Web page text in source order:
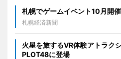
札幌でゲームイベント10月開
札幌経済新聞
火星を旅するVR体験アトラ
PLOT48に登場